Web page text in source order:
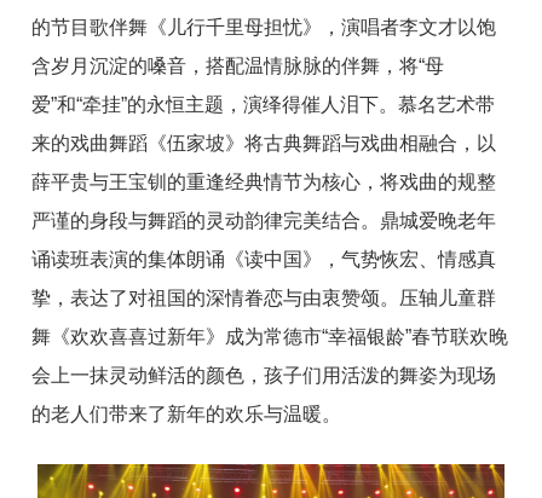
的节目歌伴舞《儿行千里母担忧》，演唱者李文才以饱
含岁月沉淀的嗓音，搭配温情脉脉的伴舞，将“母
爱”和“牵挂”的永恒主题，演绎得催人泪下。慕名艺术带
来的戏曲舞蹈《伍家坡》将古典舞蹈与戏曲相融合，以
薛平贵与王宝钏的重逢经典情节为核心，将戏曲的规整
严谨的身段与舞蹈的灵动韵律完美结合。鼎城爱晚老年
诵读班表演的集体朗诵《读中国》，气势恢宏、情感真
挚，表达了对祖国的深情眷恋与由衷赞颂。压轴儿童群
舞《欢欢喜喜过新年》成为常德市“幸福银龄”春节联欢晚
会上一抹灵动鲜活的颜色，孩子们用活泼的舞姿为现场
的老人们带来了新年的欢乐与温暖。